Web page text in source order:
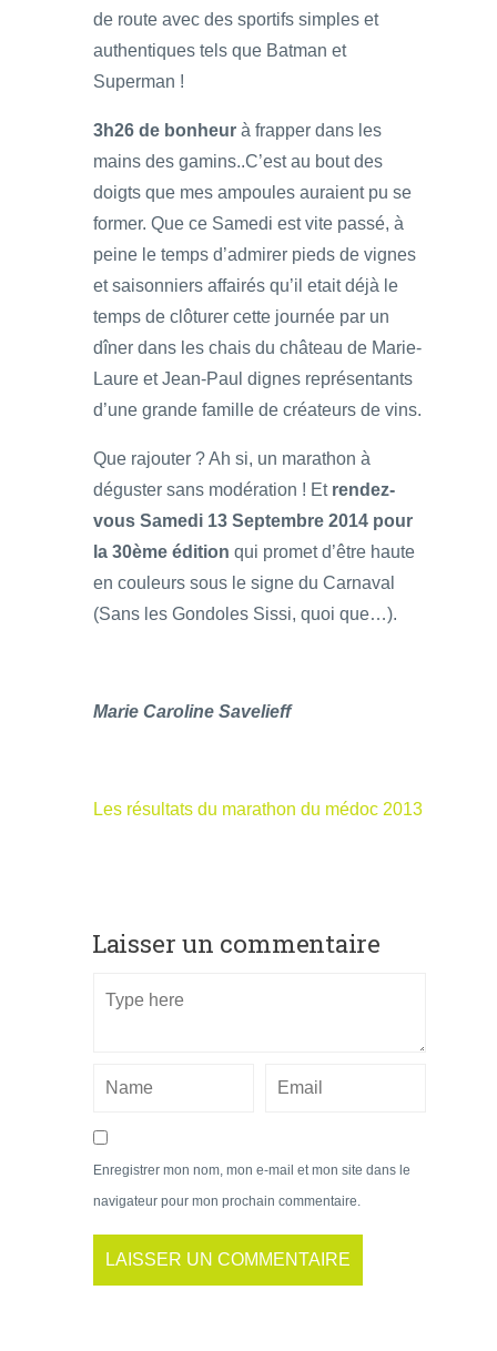
de route avec des sportifs simples et
authentiques tels que Batman et
Superman !
3h26 de bonheur à frapper dans les
mains des gamins..C’est au bout des
doigts que mes ampoules auraient pu se
former. Que ce Samedi est vite passé, à
peine le temps d’admirer pieds de vignes
et saisonniers affairés qu’il etait déjà le
temps de clôturer cette journée par un
dîner dans les chais du château de Marie-
Laure et Jean-Paul dignes représentants
d’une grande famille de créateurs de vins.
Que rajouter ? Ah si, un marathon à
déguster sans modération ! Et rendez-
vous Samedi 13 Septembre 2014 pour
la 30ème édition qui promet d’être haute
en couleurs sous le signe du Carnaval
(Sans les Gondoles Sissi, quoi que…).
Marie Caroline Savelieff
Les résultats du marathon du médoc 2013
Laisser un commentaire
Enregistrer mon nom, mon e-mail et mon site dans le
navigateur pour mon prochain commentaire.